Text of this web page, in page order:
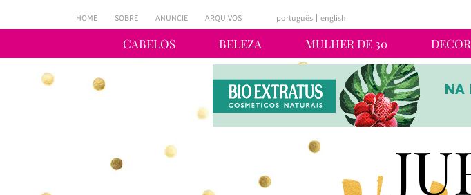
CABELOS BELEZA MULHER DE 30 DECOR
HOME SOBRE ANUNCIE ARQUIVOS português english